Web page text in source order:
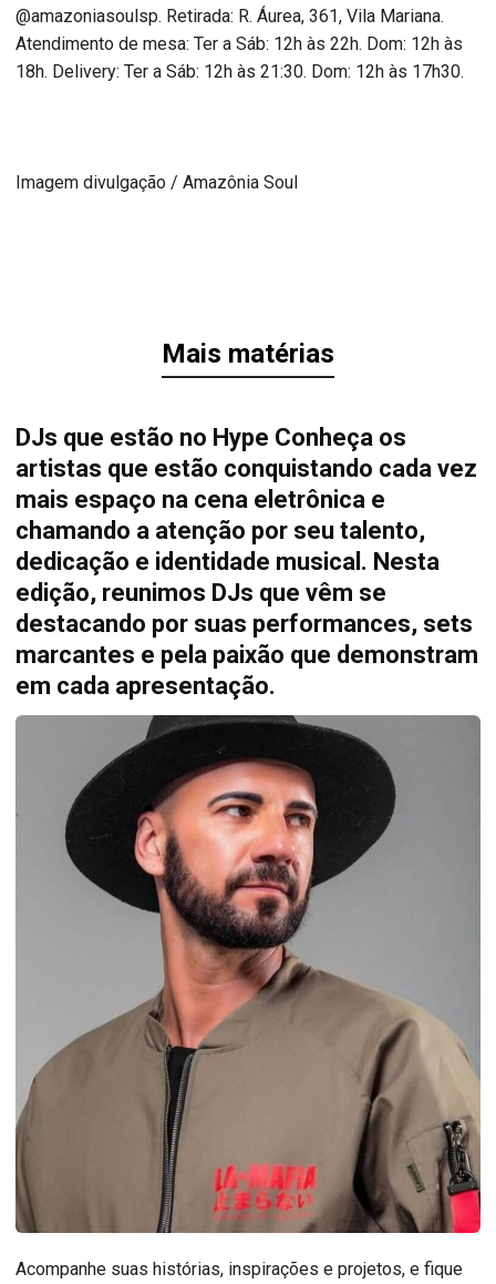
@amazoniasoulsp. Retirada: R. Áurea, 361, Vila Mariana.
Atendimento de mesa: Ter a Sáb: 12h às 22h. Dom: 12h às
18h. Delivery: Ter a Sáb: 12h às 21:30. Dom: 12h às 17h30.
Imagem divulgação / Amazônia Soul
Mais matérias
DJs que estão no Hype Conheça os
artistas que estão conquistando cada vez
mais espaço na cena eletrônica e
chamando a atenção por seu talento,
dedicação e identidade musical. Nesta
edição, reunimos DJs que vêm se
destacando por suas performances, sets
marcantes e pela paixão que demonstram
em cada apresentação.
Acompanhe suas histórias, inspirações e projetos, e fique